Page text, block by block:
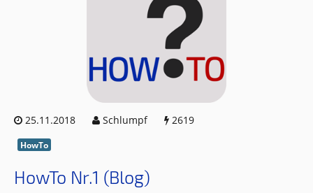
25.11.2018 Schlumpf 2619
HowTo
HowTo Nr.1 (Blog)